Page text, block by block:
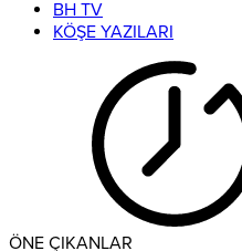
BH TV
KÖŞE YAZILARI
ÖNE ÇIKANLAR